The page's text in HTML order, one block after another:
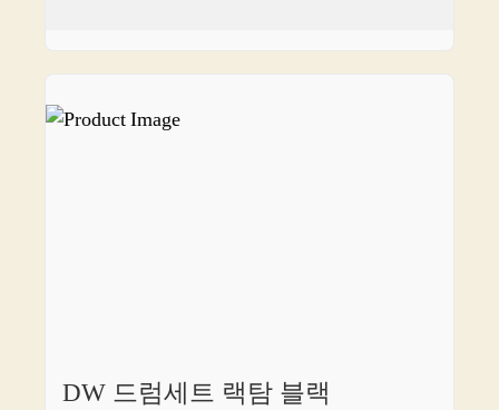
DW 드럼세트 랙탐 블랙